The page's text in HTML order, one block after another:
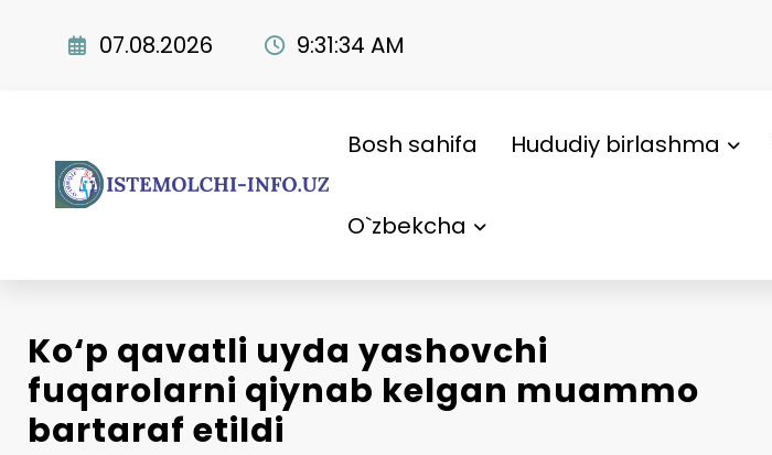
07.08.2026 9:31:35 AM
Bosh sahifa Hududiy birlashma
O`zbekcha
Ko‘p qavatli uyda yashovchi
fuqarolarni qiynab kelgan muammo
bartaraf etildi